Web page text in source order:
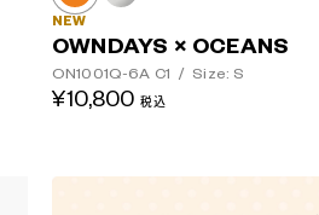
NEW
OWNDAYS × OCEANS
ON1001Q-6A C1 / Size: S
¥10,800 税込